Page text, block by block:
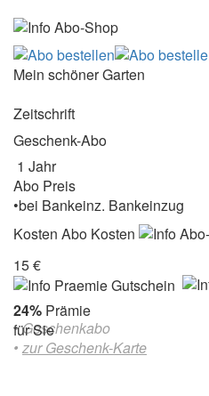
Mein schöner Garten
Zeitschrift
Geschenk-Abo
1 Jahr
Abo Preis
•bei Bankeinz. Bankeinzug
Kosten Abo Kosten
15 €
24% Prämie
für Sie
• Geschenkabo
• zur Geschenk-Karte